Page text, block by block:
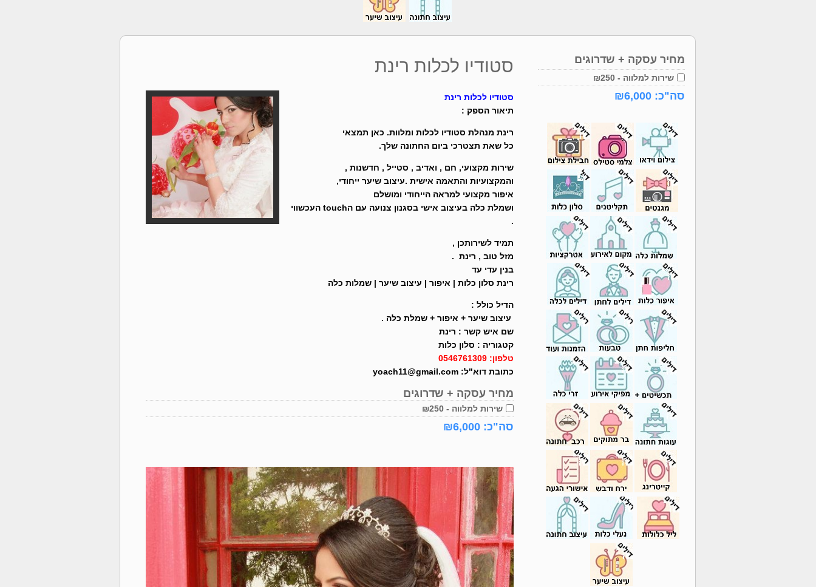
סטודיו לכלות רינת
סטודיו לכלות רינת
תיאור הספק :
רינת מנהלת סטודיו לכלות ומלוות. כאן תמצאי
כל שאת תצטרכי ביום החתונה שלך.
שירות מקצועי, חם , ואדיב , סטייל , חדשנות ,
והמקצועיות והתאמה אישית .עיצוב שיער ייחודי,
איפור מקצועי למראה הייחודי ומושלם
ושמלת כלה בעיצוב אישי בסגנון צנועה עם הtouch העכשווי
.
תמיד לשירותכן ,
מזל טוב , רינת .
בנין עדי עד
רינת סלון כלות | איפור | עיצוב שיער | שמלות כלה
הדיל כולל :
עיצוב שיער + איפור + שמלת כלה .
שם איש קשר : רינת
קטגוריה : סלון כלות
טלפון: 0546761309
כתובת דוא"ל: yoach11@gmail.com
מחיר עסקה + שדרוגים
שירות למלווה - ₪250
סה"כ: ₪ 6,000
מחיר עסקה + שדרוגים
שירות למלווה - ₪250
סה"כ: ₪ 6,000